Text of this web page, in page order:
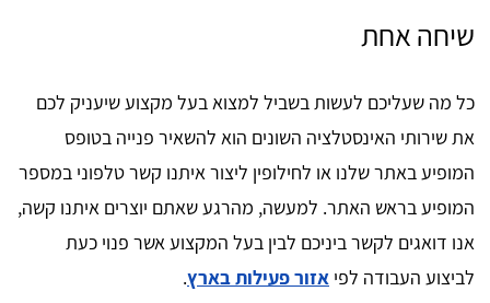
שיחה אחת
כל מה שעליכם לעשות בשביל למצוא בעל מקצוע שיעניק לכם
את שירותי האינסטלציה השונים הוא להשאיר פנייה בטופס
המופיע באתר שלנו או לחילופין ליצור איתנו קשר טלפוני במספר
המופיע בראש האתר. למעשה, מהרגע שאתם יוצרים איתנו קשה,
אנו דואגים לקשר ביניכם לבין בעל המקצוע אשר פנוי כעת
לביצוע העבודה לפי אזור פעילות בארץ.